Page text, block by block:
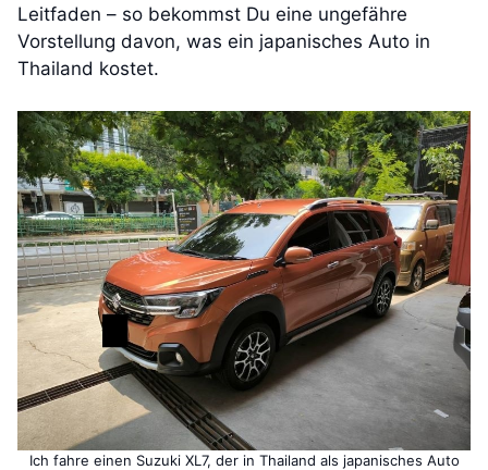
Leitfaden – so bekommst Du eine ungefähre
Vorstellung davon, was ein japanisches Auto in
Thailand kostet.
Ich fahre einen Suzuki XL7, der in Thailand als japanisches Auto